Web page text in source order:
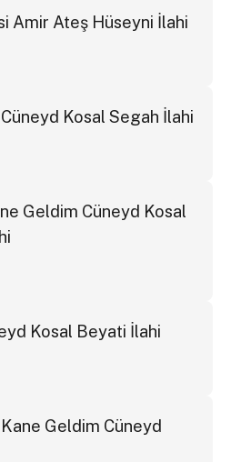
Amir Ateş Hüseyni İlahi
Kosal Segah İlahi
Geldim Cüneyd Kosal
Kosal Beyati İlahi
Geldim Cüneyd